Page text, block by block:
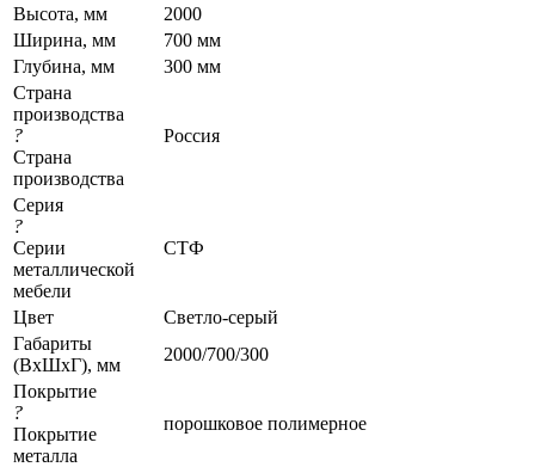
Высота, мм
2000
Ширина, мм
700 мм
Глубина, мм
300 мм
Страна
производства
?
Страна
производства
Россия
Серия
?
Серии
металлической
мебели
СТФ
Цвет
Светло-серый
Габариты
(ВхШхГ), мм
2000/700/300
Покрытие
?
Покрытие
металла
порошковое полимерное